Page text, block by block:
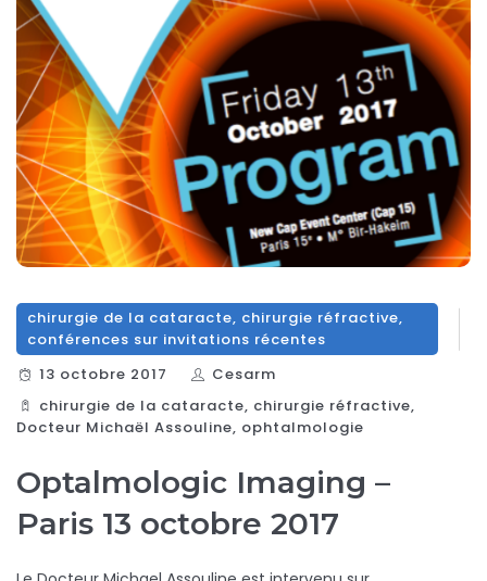
chirurgie de la cataracte, chirurgie réfractive,
conférences sur invitations récentes
13 octobre 2017
Cesarm
chirurgie de la cataracte, chirurgie réfractive,
Docteur Michaël Assouline, ophtalmologie
Optalmologic Imaging –
Paris 13 octobre 2017